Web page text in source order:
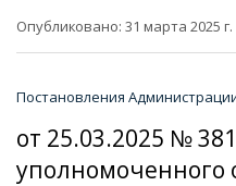
Опубликовано: 31 марта 2025 г.
Постановления
от 25.03.2025 №
уполномоченного